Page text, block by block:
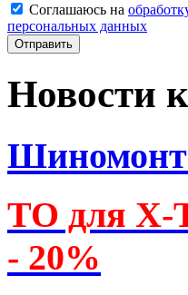
Соглашаюсь на
персональных данных
Новости
ТО для X-
- 20%